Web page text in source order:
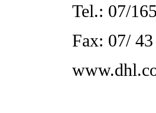
Tel.: 07/
Fax: 07/